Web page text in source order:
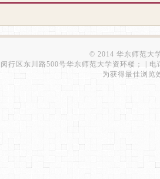
© 2014 华东师范大
行区东川路500号华东师范大学资环楼； |
为获得最佳浏览